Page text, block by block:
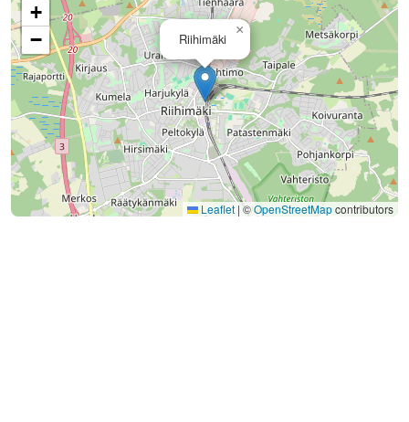
Riihimäki
×
+
−
Leaflet |©OpenStreetMapcontributors